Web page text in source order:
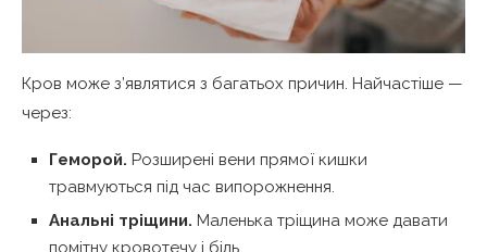
Кров може з’являтися з багатьох причин. Найчастіше —
через:
Геморой. Розширені вени прямої кишки
травмуються під час випорожнення.
Анальні тріщини. Маленька тріщина може давати
помітну кровотечу і біль.